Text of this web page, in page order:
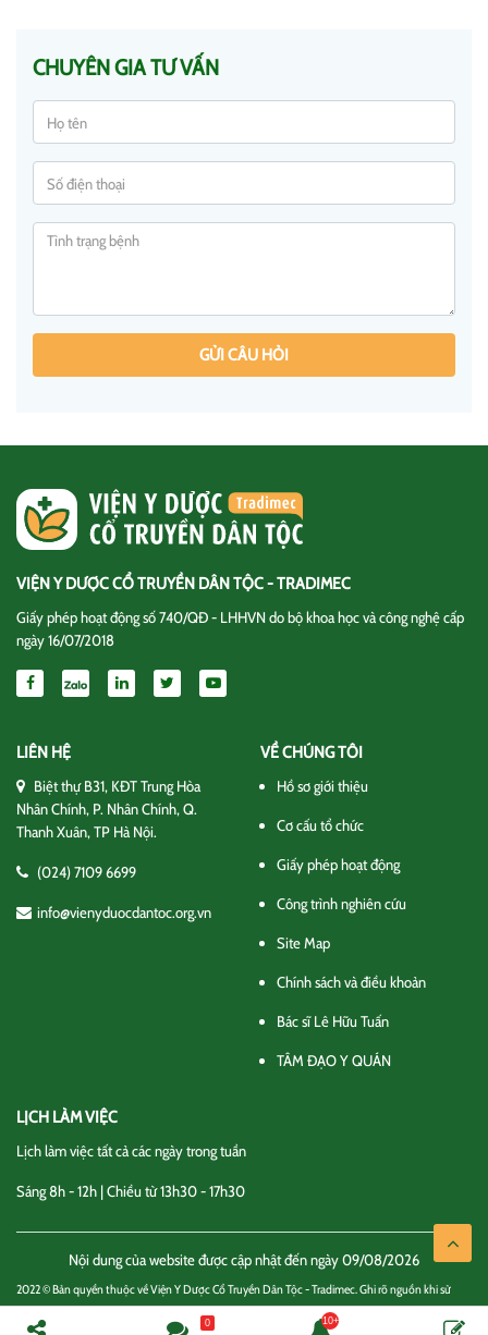
CHUYÊN GIA TƯ VẤN
GỬI CÂU HỎI
VIỆN Y DƯỢC CỔ TRUYỀN DÂN TỘC - TRADIMEC
Giấy phép hoạt động số 740/QĐ - LHHVN do bộ khoa học và công nghệ cấp
ngày 16/07/2018
LIÊN HỆ
Biệt thự B31, KĐT Trung Hòa
Nhân Chính, P. Nhân Chính, Q.
Thanh Xuân, TP Hà Nội.
(024) 7109 6699
info@vienyduocdantoc.org.vn
VỀ CHÚNG TÔI
Hồ sơ giới thiệu
Cơ cấu tổ chức
Giấy phép hoạt động
Công trình nghiên cứu
Site Map
Chính sách và điều khoản
Bác sĩ Lê Hữu Tuấn
TÂM ĐẠO Y QUÁN
LỊCH LÀM VIỆC
Lịch làm việc tất cả các ngày trong tuần
Sáng 8h - 12h | Chiều từ 13h30 - 17h30
Nội dung của website được cập nhật đến ngày 09/08/2026
2022 © Bản quyền thuộc về Viện Y Dược Cổ Truyền Dân Tộc - Tradimec. Ghi rõ nguồn khi sử
0